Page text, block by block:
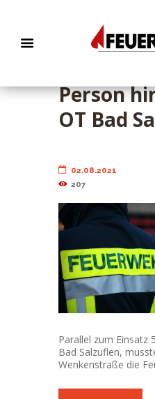
EB 506
Person
OT Bad
02.08.2021
207
Parallel zum Einsatz
Bad Salzuflen,
Wenkenstraße die